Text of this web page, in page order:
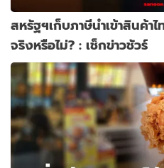
สหรัฐฯเก็บภาษีนำเข้าสินค้า
จริงหรือไม่? : เช็กข่าวชัวร์